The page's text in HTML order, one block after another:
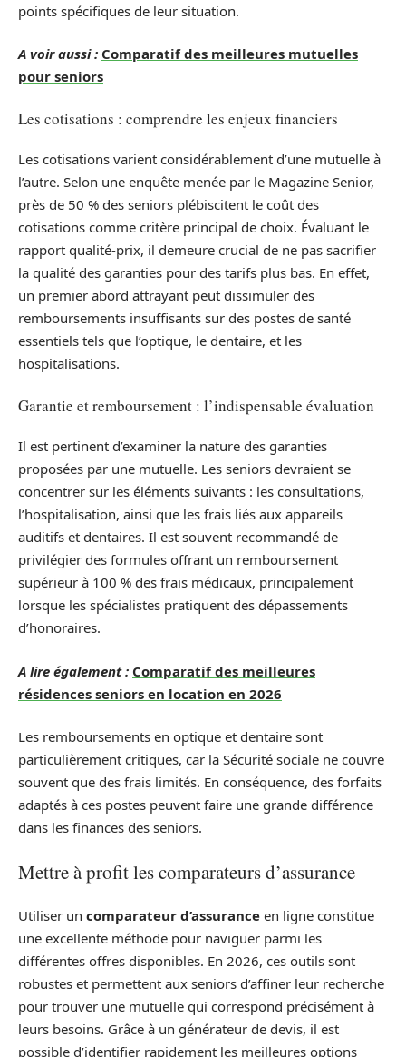
points spécifiques de leur situation.
A voir aussi : Comparatif des meilleures mutuelles
pour seniors
Les cotisations : comprendre les enjeux financiers
Les cotisations varient considérablement d’une mutuelle à
l’autre. Selon une enquête menée par le Magazine Senior,
près de 50 % des seniors plébiscitent le coût des
cotisations comme critère principal de choix. Évaluant le
rapport qualité-prix, il demeure crucial de ne pas sacrifier
la qualité des garanties pour des tarifs plus bas. En effet,
un premier abord attrayant peut dissimuler des
remboursements insuffisants sur des postes de santé
essentiels tels que l’optique, le dentaire, et les
hospitalisations.
Garantie et remboursement : l’indispensable évaluation
Il est pertinent d’examiner la nature des garanties
proposées par une mutuelle. Les seniors devraient se
concentrer sur les éléments suivants : les consultations,
l’hospitalisation, ainsi que les frais liés aux appareils
auditifs et dentaires. Il est souvent recommandé de
privilégier des formules offrant un remboursement
supérieur à 100 % des frais médicaux, principalement
lorsque les spécialistes pratiquent des dépassements
d’honoraires.
A lire également : Comparatif des meilleures
résidences seniors en location en 2026
Les remboursements en optique et dentaire sont
particulièrement critiques, car la Sécurité sociale ne couvre
souvent que des frais limités. En conséquence, des forfaits
adaptés à ces postes peuvent faire une grande différence
dans les finances des seniors.
Mettre à profit les comparateurs d’assurance
Utiliser un comparateur d’assurance en ligne constitue
une excellente méthode pour naviguer parmi les
différentes offres disponibles. En 2026, ces outils sont
robustes et permettent aux seniors d’affiner leur recherche
pour trouver une mutuelle qui correspond précisément à
leurs besoins. Grâce à un générateur de devis, il est
possible d’identifier rapidement les meilleures options